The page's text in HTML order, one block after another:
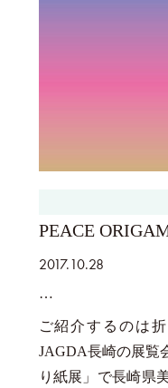
PEACE
2017.10.28
ご紹介するのは
JAGDA長崎の展覧
り紙展」で長崎県